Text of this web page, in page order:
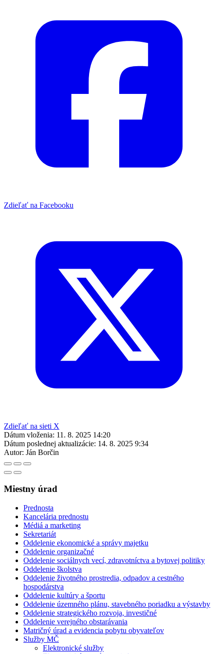
Zdieľať na Facebooku
Zdieľať na sieti X
Dátum vloženia: 11. 8. 2025 14:20
Dátum poslednej aktualizácie: 14. 8. 2025 9:34
Autor: Ján Borčin
Miestny úrad
Prednosta
Kancelária prednostu
Médiá a marketing
Sekretariát
Oddelenie ekonomické a správy majetku
Oddelenie organizačné
Oddelenie sociálnych vecí, zdravotníctva a bytovej politiky
Oddelenie školstva
Oddelenie životného prostredia, odpadov a cestného
hospodárstva
Oddelenie kultúry a športu
Oddelenie územného plánu, stavebného poriadku a výstavby
Oddelenie strategického rozvoja, investičné
Oddelenie verejného obstarávania
Matričný úrad a evidencia pobytu obyvateľov
Služby MČ
Elektronické služby